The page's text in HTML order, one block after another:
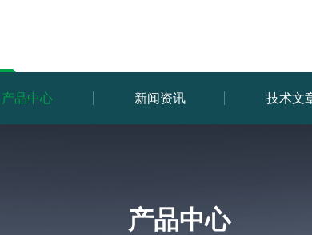
产品中心 新闻资讯 技术文
产品中心